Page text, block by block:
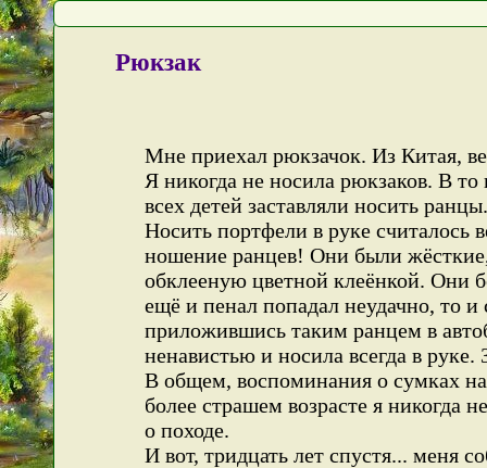
Рюкзак
Мне приехал рюкзачок. Из Китая,
Я никогда не носила рюкзаков. В то
всех детей заставляли носить
Носить портфели в руке
ношение ранцев! Они были
обклееную цветной клеёнкой. Они
ещё и пенал попадал неудачно, то
приложившись таким ранцем в
ненавистью и носила всегда в руке.
В общем, воспоминания о сумках
более страшем возрасте я никогда
о походе.
И вот, тридцать лет спустя... меня